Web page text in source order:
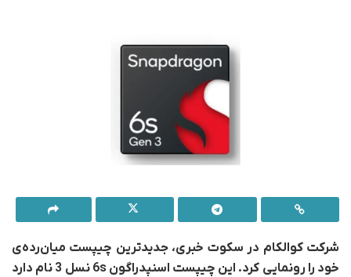
شرکت کوالکام در سکوت خبری، جدیدترین چیپست میان‌رده‌ی
خود را رونمایی کرد. این چیپست اسنپدراگون 6s نسل 3 نام دارد